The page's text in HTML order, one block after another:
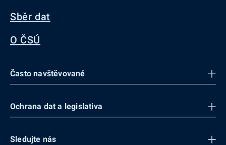
Sběr dat
O ČSÚ
Často navštěvované
Ochrana dat a legislativa
Sledujte nás